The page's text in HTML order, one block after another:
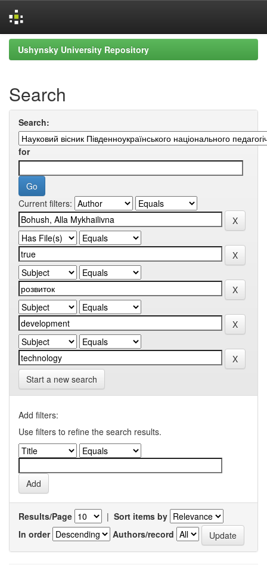
Skip
navigation
Ushynsky University Repository
Search
Search:
for
Current filters:
Start a new search
Add filters:
Use filters to refine the search results.
Results/Page | Sort items by
In order
Authors/record